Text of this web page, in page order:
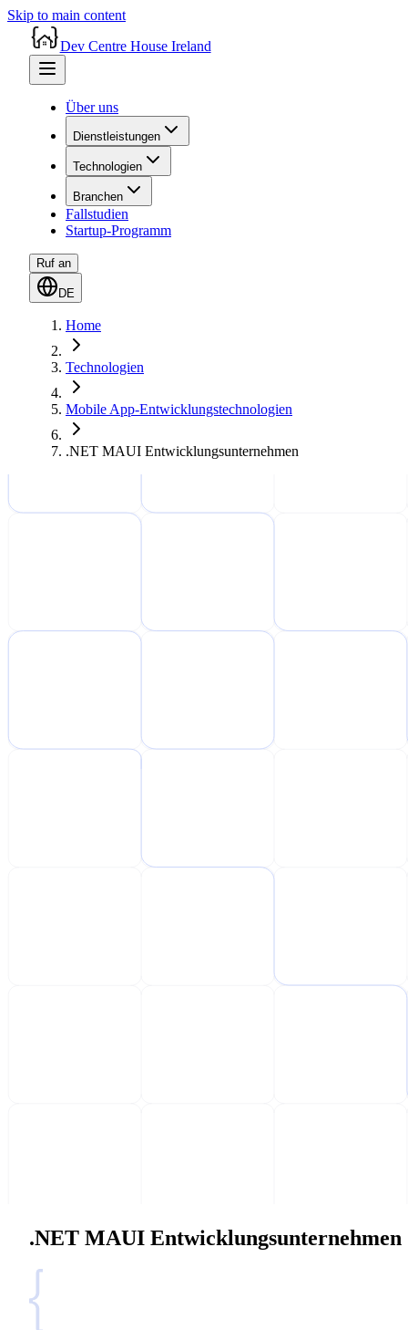
Skip to main content
Dev Centre House Ireland
Über uns
Dienstleistungen
Technologien
Branchen
Fallstudien
Startup-Programm
Ruf an
DE
Home
Technologien
Mobile App-Entwicklungstechnologien
.NET MAUI Entwicklungsunternehmen
.NET MAUI Entwicklungsunternehmen